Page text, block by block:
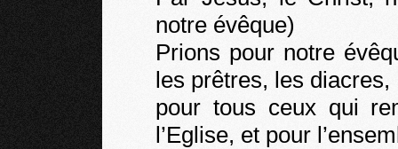
notre évêque)
Prions pour notre
les prêtres, les diacres,
pour tous ceux qui
l’Eglise, et pour